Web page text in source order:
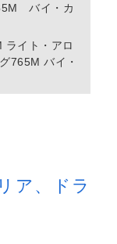
バイ・カ
イト・アロ
765M バイ・
ア、ドラ